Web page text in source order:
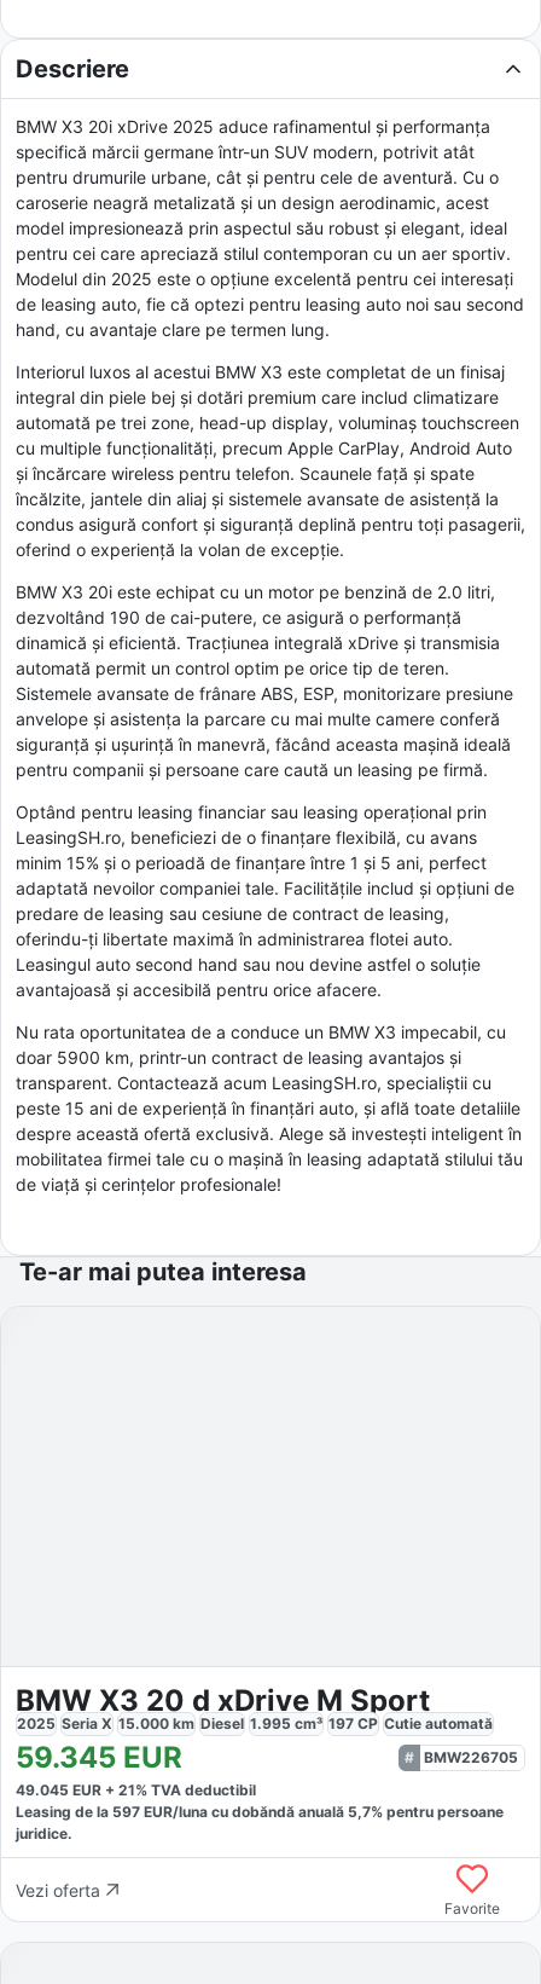
Descriere
BMW X3 20i xDrive 2025 aduce rafinamentul și performanța
specifică mărcii germane într-un SUV modern, potrivit atât
pentru drumurile urbane, cât și pentru cele de aventură. Cu o
caroserie neagră metalizată și un design aerodinamic, acest
model impresionează prin aspectul său robust și elegant, ideal
pentru cei care apreciază stilul contemporan cu un aer sportiv.
Modelul din 2025 este o opțiune excelentă pentru cei interesați
de leasing auto, fie că optezi pentru leasing auto noi sau second
hand, cu avantaje clare pe termen lung.
Interiorul luxos al acestui BMW X3 este completat de un finisaj
integral din piele bej și dotări premium care includ climatizare
automată pe trei zone, head-up display, voluminaș touchscreen
cu multiple funcționalități, precum Apple CarPlay, Android Auto
și încărcare wireless pentru telefon. Scaunele față și spate
încălzite, jantele din aliaj și sistemele avansate de asistență la
condus asigură confort și siguranță deplină pentru toți pasagerii,
oferind o experiență la volan de excepție.
BMW X3 20i este echipat cu un motor pe benzină de 2.0 litri,
dezvoltând 190 de cai-putere, ce asigură o performanță
dinamică și eficientă. Tracțiunea integrală xDrive și transmisia
automată permit un control optim pe orice tip de teren.
Sistemele avansate de frânare ABS, ESP, monitorizare presiune
anvelope și asistența la parcare cu mai multe camere conferă
siguranță și ușurință în manevră, făcând aceasta mașină ideală
pentru companii și persoane care caută un leasing pe firmă.
Optând pentru leasing financiar sau leasing operațional prin
LeasingSH.ro, beneficiezi de o finanțare flexibilă, cu avans
minim 15% și o perioadă de finanțare între 1 și 5 ani, perfect
adaptată nevoilor companiei tale. Facilitățile includ și opțiuni de
predare de leasing sau cesiune de contract de leasing,
oferindu-ți libertate maximă în administrarea flotei auto.
Leasingul auto second hand sau nou devine astfel o soluție
avantajoasă și accesibilă pentru orice afacere.
Nu rata oportunitatea de a conduce un BMW X3 impecabil, cu
doar 5900 km, printr-un contract de leasing avantajos și
transparent. Contactează acum LeasingSH.ro, specialiștii cu
peste 15 ani de experiență în finanțări auto, și află toate detaliile
despre această ofertă exclusivă. Alege să investești inteligent în
mobilitatea firmei tale cu o mașină în leasing adaptată stilului tău
de viață și cerințelor profesionale!
Te-ar mai putea interesa
BMW X3 20 d xDrive M Sport
2025 Seria X 15.000 km Diesel 1.995 cm³ 197 CP Cutie automată
59.345 EUR
BMW226705
49.045 EUR + 21% TVA deductibil
Leasing de la 597 EUR/luna cu dobăndă anuală 5,7% pentru persoane
juridice.
Vezi oferta
Favorite